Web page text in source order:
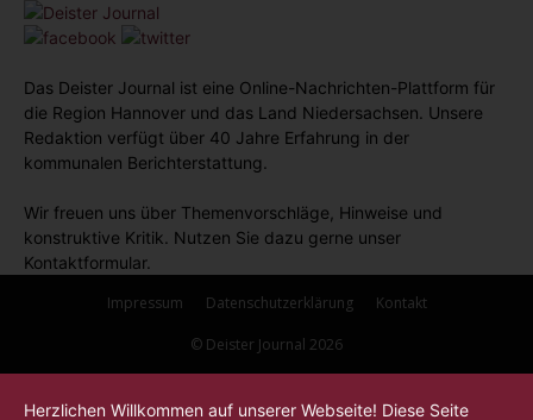
Das Deister Journal ist eine Online-Nachrichten-Plattform für
die Region Hannover und das Land Niedersachsen. Unsere
Redaktion verfügt über 40 Jahre Erfahrung in der
kommunalen Berichterstattung.
Wir freuen uns über Themenvorschläge, Hinweise und
konstruktive Kritik. Nutzen Sie dazu gerne unser
Kontaktformular.
Impressum
Datenschutzerklärung Kontakt
© Deister Journal 2026
Herzlichen Willkommen auf unserer Webseite! Diese Seite